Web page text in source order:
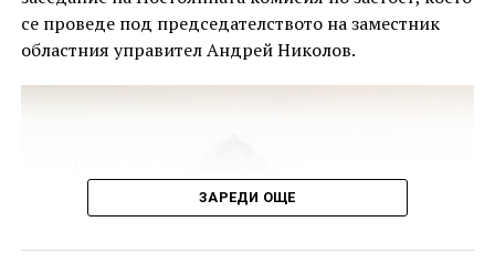
привлекателно“, подчерта кметът Таня Христова.
се проведе под председателството на заместник
областния управител Андрей Николов.
ЗАРЕДИ ОЩЕ